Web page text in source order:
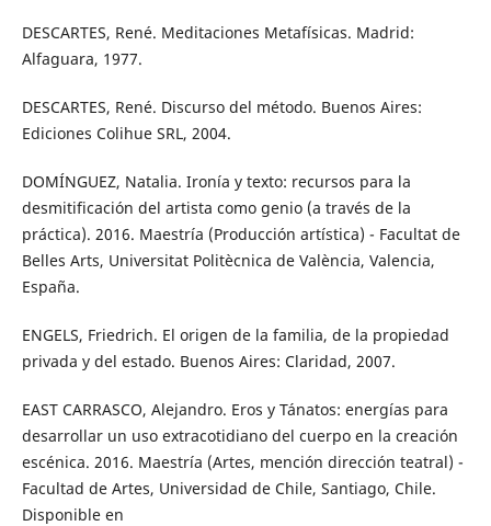
DESCARTES, René. Meditaciones Metafísicas. Madrid:
Alfaguara, 1977.
DESCARTES, René. Discurso del método. Buenos Aires:
Ediciones Colihue SRL, 2004.
DOMÍNGUEZ, Natalia. Ironía y texto: recursos para la
desmitificación del artista como genio (a través de la
práctica). 2016. Maestría (Producción artística) - Facultat de
Belles Arts, Universitat Politècnica de València, Valencia,
España.
ENGELS, Friedrich. El origen de la familia, de la propiedad
privada y del estado. Buenos Aires: Claridad, 2007.
EAST CARRASCO, Alejandro. Eros y Tánatos: energías para
desarrollar un uso extracotidiano del cuerpo en la creación
escénica. 2016. Maestría (Artes, mención dirección teatral) -
Facultad de Artes, Universidad de Chile, Santiago, Chile.
Disponible en